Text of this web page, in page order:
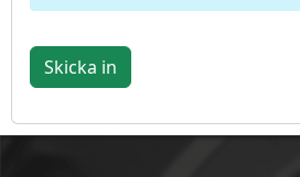
Skicka in